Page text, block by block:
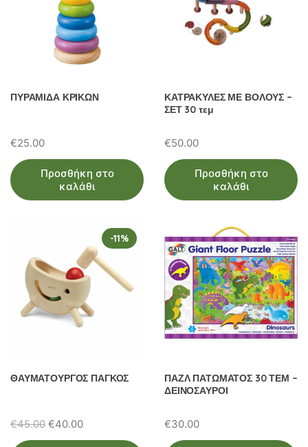
ΠΥΡΑΜΙΔΑ ΚΡΙΚΩΝ
€25.00
Προσθήκη στο
καλάθι
ΚΑΤΡΑΚΥΛΕΣ ΜΕ ΒΟΛΟΥΣ –
ΣΕΤ 30 τεμ
€50.00
Προσθήκη στο
καλάθι
-11%
ΘΑΥΜΑΤΟΥΡΓΟΣ ΠΑΓΚΟΣ
€45.00 Original
price
€40.00Η
τρέχουσα
ΠΑΖΛ ΠΑΤΩΜΑΤΟΣ 30 ΤΕΜ –
ΔΕΙΝΟΣΑΥΡΟΙ
€30.00